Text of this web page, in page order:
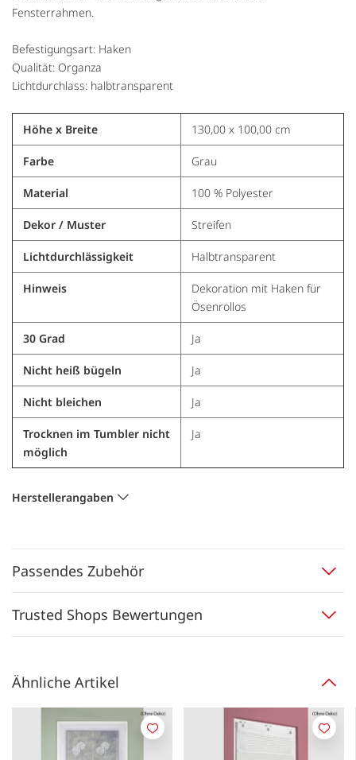
Fensterrahmen.
Befestigungsart: Haken
Qualität: Organza
Lichtdurchlass: halbtransparent
Höhe x Breite 130,00 x 100,00 cm
Farbe Grau
Material 100 % Polyester
Dekor / Muster Streifen
Lichtdurchlässigkeit Halbtransparent
Hinweis
Dekoration mit Haken für
Ösenrollos
30 Grad Ja
Nicht heiß bügeln Ja
Nicht bleichen Ja
Trocknen im Tumbler nicht
möglich
Ja
Herstellerangaben
Passendes Zubehör
Trusted Shops Bewertungen
Ähnliche Artikel
Merken